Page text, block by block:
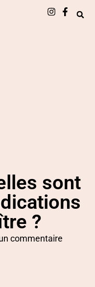
sont
?
commentaire